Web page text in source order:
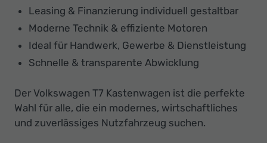
Leasing & Finanzierung individuell gestaltbar
Moderne Technik & effiziente Motoren
Ideal für Handwerk, Gewerbe & Dienstleistung
Schnelle & transparente Abwicklung
Der Volkswagen T7 Kastenwagen ist die perfekte
Wahl für alle, die ein modernes, wirtschaftliches
und zuverlässiges Nutzfahrzeug suchen.